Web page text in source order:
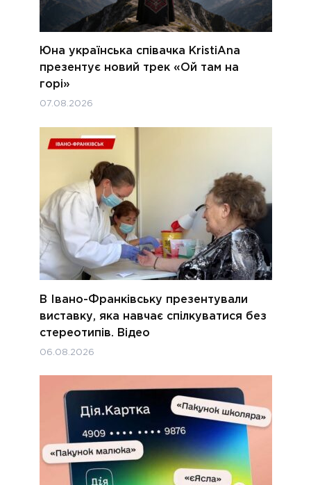
Юна українська співачка KristiAna
презентує новий трек «Ой там на
горі»
07.08.2026
В Івано-Франківську презентували
виставку, яка навчає спілкуватися без
стереотипів. Відео
06.08.2026